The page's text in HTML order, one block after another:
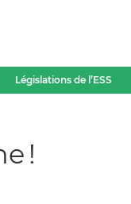
Législations de l’ESS
!